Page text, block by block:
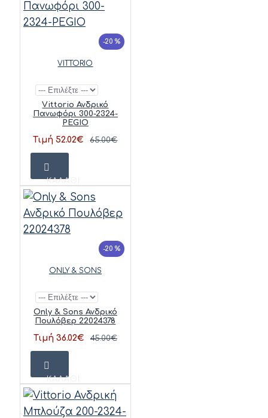
-20 %
VITTORIO
Vittorio Ανδρικό
Πανωφόρι 300-2324-
PEGIO
Τιμή 52.02€ 65.00€
ΚΑΛΆΘΙ
-20 %
ONLY & SONS
Only & Sons Ανδρικό
Πουλόβερ 22024378
Τιμή 36.02€ 45.00€
ΚΑΛΆΘΙ